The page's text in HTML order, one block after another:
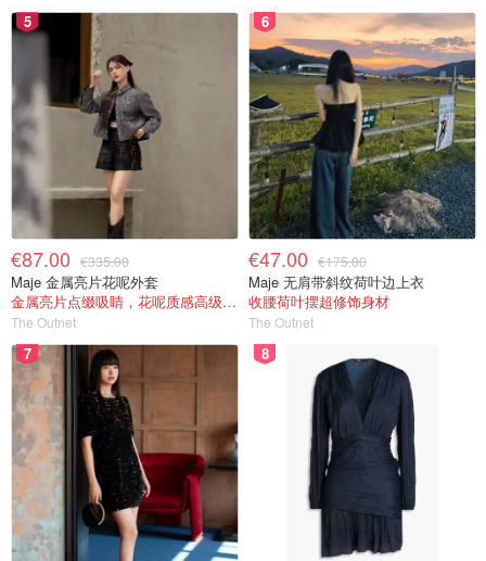
5
€87.00 €335.00
Maje 金属亮片花呢外套
金属亮片点缀吸睛，花呢质感高级又显贵
The Outnet
6
€47.00 €175.00
Maje 无肩带斜纹荷叶边上衣
收腰荷叶摆超修饰身材
The Outnet
7 8